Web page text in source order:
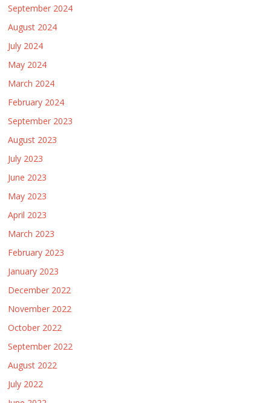
September 2024
August 2024
July 2024
May 2024
March 2024
February 2024
September 2023
August 2023
July 2023
June 2023
May 2023
April 2023
March 2023
February 2023
January 2023
December 2022
November 2022
October 2022
September 2022
August 2022
July 2022